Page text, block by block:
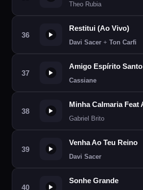
Theo Rubia
Restitui (Ao Vivo)
Davi Sacer + Ton Carfi
Amigo Espírito Santo
Cassiane
Gabriel Brito
Venha Ao Teu Reino
Davi Sacer
Sonhe Grande